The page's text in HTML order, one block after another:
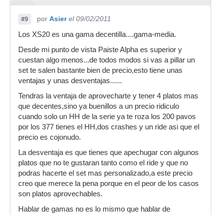
#9 por Asier el 09/02/2011
Los XS20 es una gama decentilla....gama-media.
Desde mi punto de vista Paiste Alpha es superior y
cuestan algo menos...de todos modos si vas a pillar un
set te salen bastante bien de precio,esto tiene unas
ventajas y unas desventajas......
Tendras la ventaja de aprovecharte y tener 4 platos mas
que decentes,sino ya buenillos a un precio ridiculo
cuando solo un HH de la serie ya te roza los 200 pavos
por los 377 tienes el HH,dos crashes y un ride asi que el
precio es cojonudo.
La desventaja es que tienes que apechugar con algunos
platos que no te gustaran tanto como el ride y que no
podras hacerte el set mas personalizado,a este precio
creo que merece la pena porque en el peor de los casos
son platos aprovechables.
Hablar de gamas no es lo mismo que hablar de